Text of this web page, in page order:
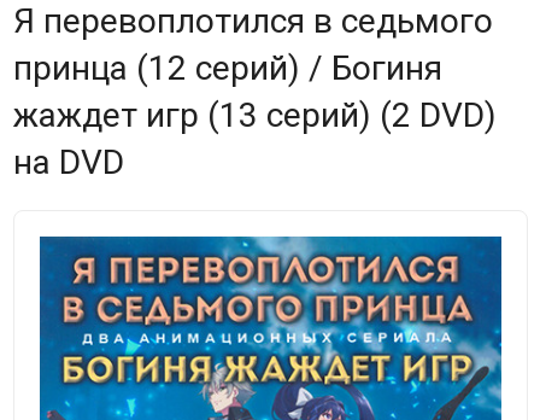
Я перевоплотился в седьмого
принца (12 серий) / Богиня
жаждет игр (13 серий) (2 DVD)
на DVD